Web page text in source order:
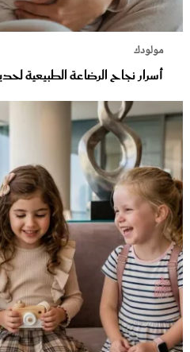
مولودك
أسرار نجاح الرضاعة الطبيعية